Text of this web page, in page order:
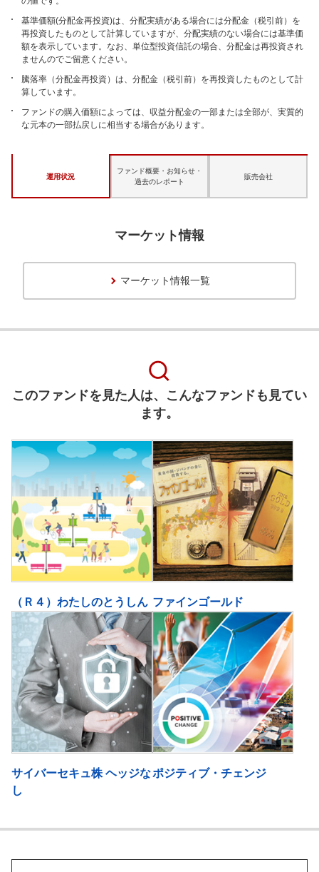
基準価額(分配金再投資)は、分配実績がある場合には分配金（税引前）を
再投資したものとして計算していますが、分配実績のない場合には基準価
額を表示しています。なお、単位型投資信託の場合、分配金は再投資され
ませんのでご留意ください。
騰落率（分配金再投資）は、分配金（税引前）を再投資したものとして計
算しています。
ファンドの購入価額によっては、収益分配金の一部または全部が、実質的
な元本の一部払戻しに相当する場合があります。
運用状況
ファンド概要・お知らせ・
過去のレポート
販売会社
マーケット情報
マーケット情報一覧
このファンドを見た人は、こんなファンドも見てい
ます。
（Ｒ４）わたしのとうしん ファインゴールド
サイバーセキュ株 ヘッジな
し
ポジティブ・チェンジ